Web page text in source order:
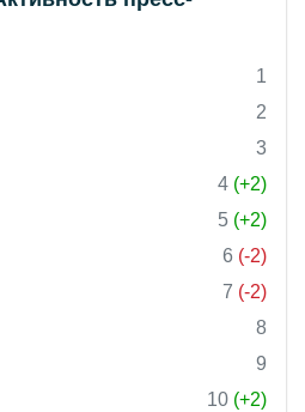
1
2
3
4 (+2)
5 (+2)
6 (-2)
7 (-2)
8
9
10 (+2)